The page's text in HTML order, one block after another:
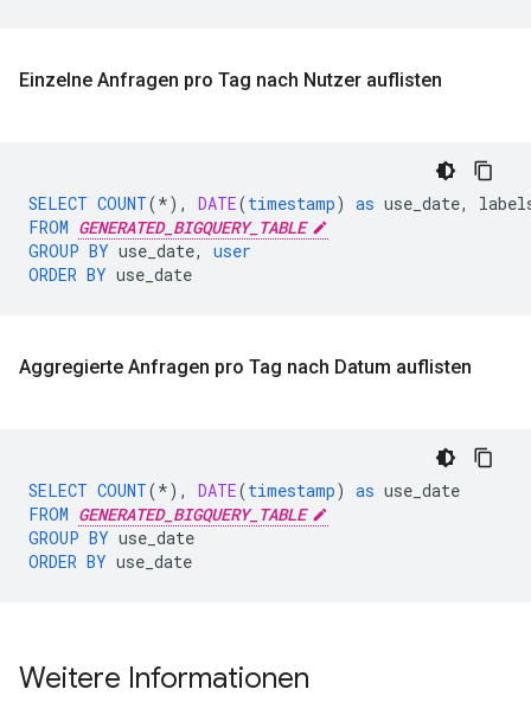
Einzelne Anfragen pro Tag nach Nutzer auflisten
SELECT COUNT(*), DATE(timestamp) as use_date,
FROM GENERATED_BIGQUERY_TABLE
GROUP BY use_date,
user
ORDER BY use_date
Aggregierte Anfragen pro Tag nach Datum auflisten
SELECT COUNT(*), DATE(timestamp) as use_date
FROM GENERATED_BIGQUERY_TABLE
GROUP BY use_date
ORDER BY use_date
Weitere Informationen